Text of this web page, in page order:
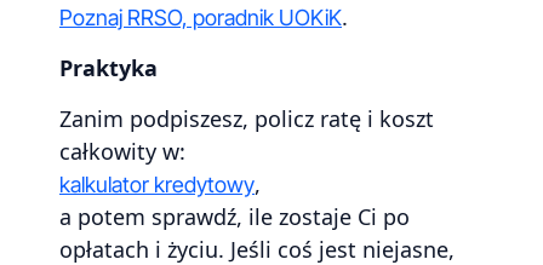
Poznaj RRSO, poradnik UOKiK.
Praktyka
Zanim podpiszesz, policz ratę i koszt
całkowity w:
kalkulator kredytowy,
a potem sprawdź, ile zostaje Ci po
opłatach i życiu. Jeśli coś jest niejasne,